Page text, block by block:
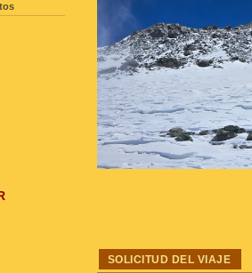
SOLICITUD DEL VIAJE